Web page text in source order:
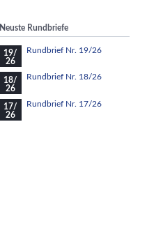
Neuste Rundbriefe
19/
26
Rundbrief Nr. 19/26
18/
26
Rundbrief Nr. 18/26
17/
26
Rundbrief Nr. 17/26